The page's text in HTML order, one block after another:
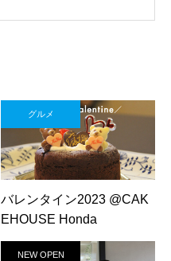
グルメ
バレンタイン2023 @CAK
EHOUSE Honda
NEW OPEN